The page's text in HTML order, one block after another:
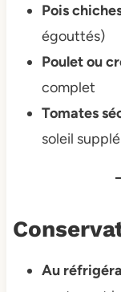
Pois
égouttés)
Poulet ou
complet
Tomates
soleil
Au